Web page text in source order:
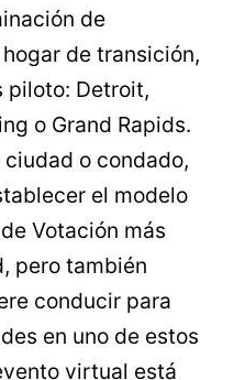
de
de transición,
piloto: Detroit,
o Grand Rapids.
o condado,
el modelo
Votación más
pero también
conducir para
en uno de estos
virtual está